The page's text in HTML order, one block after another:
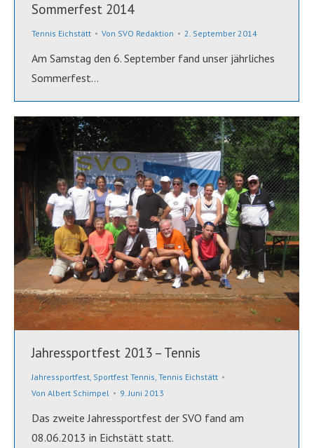
Sommerfest 2014
Tennis Eichstätt Von SVO Redaktion 2. September 2014
Am Samstag den 6. September fand unser jährliches
Sommerfest…
Jahressportfest 2013 – Tennis
Jahressportfest, Sportfest Tennis, Tennis Eichstätt
Von Albert Schimpel 9. Juni 2013
Das zweite Jahressportfest der SVO fand am
08.06.2013 in Eichstätt statt.